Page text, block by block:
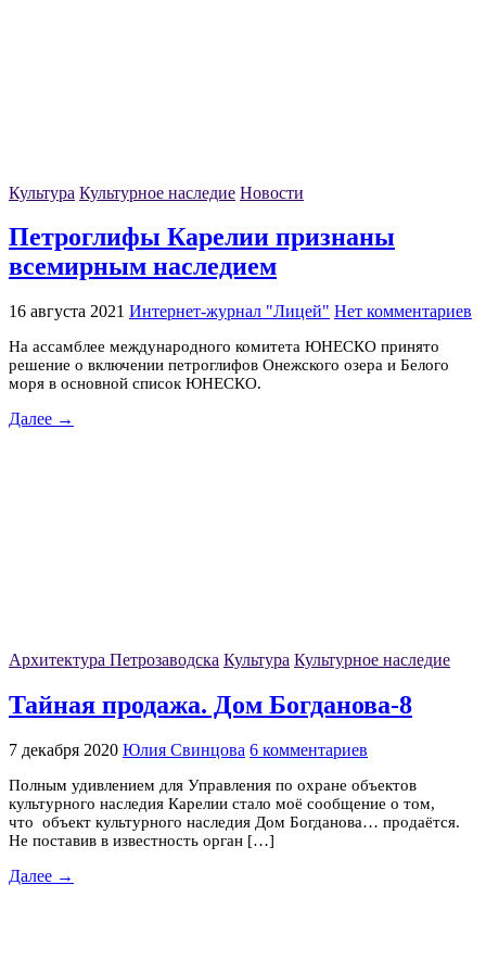
Культура Культурное наследие Новости
Петроглифы Карелии признаны
всемирным наследием
16 августа 2021 Интернет-журнал "Лицей" Нет комментариев
На ассамблее международного комитета ЮНЕСКО принято
решение о включении петроглифов Онежского озера и Белого
моря в основной список ЮНЕСКО.
Далее →
Архитектура Петрозаводска Культура Культурное наследие
Тайная продажа. Дом Богданова-8
7 декабря 2020 Юлия Свинцова 6 комментариев
Полным удивлением для Управления по охране объектов
культурного наследия Карелии стало моё сообщение о том,
что объект культурного наследия Дом Богданова… продаётся.
Не поставив в известность орган […]
Далее →